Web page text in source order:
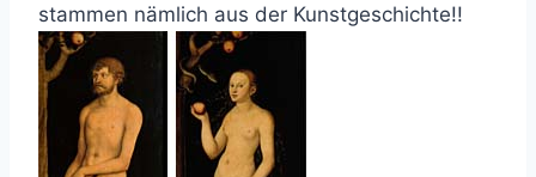
stammen nämlich aus der Kunstgeschichte!!